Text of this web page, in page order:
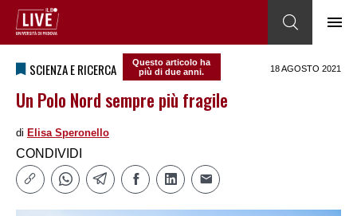
SCIENZA E RICERCA
Questo articolo ha
più di due anni.
18 AGOSTO 2021
Un Polo Nord sempre più fragile
di Elisa Speronello
CONDIVIDI